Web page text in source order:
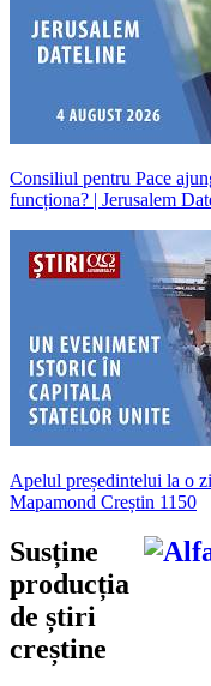
Consiliul pentru Pace
funcționa? | Jerusalem
Apelul președintelui la o
Mapamond Creștin 1150
Susține
producția
de știri
creștine